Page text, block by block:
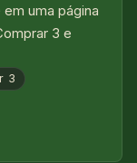
uma página
3 e
3